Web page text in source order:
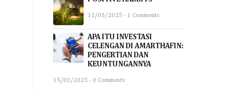
12/05/2025 - 1 Comments
APA ITU INVESTASI
CELENGAN DI AMARTHAFIN:
PENGERTIAN DAN
KEUNTUNGANNYA
15/03/2025 - 0 Comments